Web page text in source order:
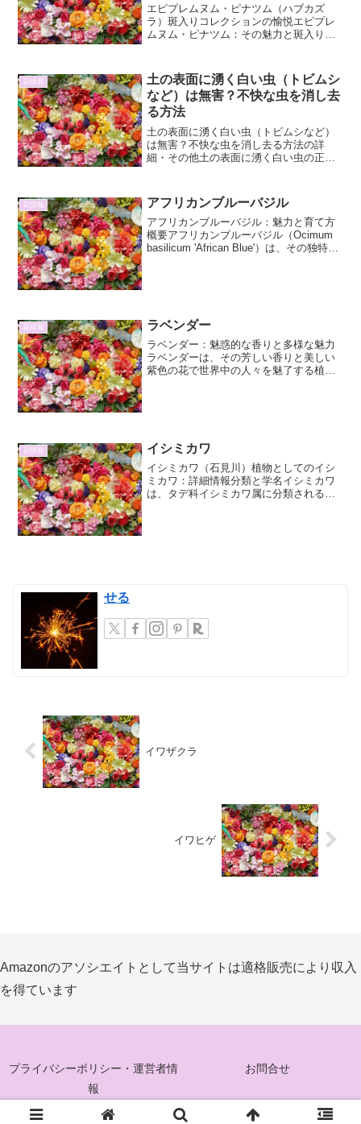
エピプレムヌム・ピナツム（ハブカズ
ラ）斑入りコレクションの愉悦エピプレ
ムヌム・ピナツム：その魅力と斑入りの
その独特な葉の形状と成長と共に変化す
る姿で、多くの植物愛好家を...
花情報
土の表面に湧く白い虫（トビムシ
など）は無害？不快な虫を消し去
る方法
土の表面に湧く白い虫（トビムシなど）
は無害？不快な虫を消し去る方法の詳
細・その他土の表面に湧く白い虫の正体
ることがあります。これらの虫は、トビ
ムシ（springtail...
花情報 アフリカンブルーバジル
アフリカンブルーバジル：魅力と育て方
概要アフリカンブルーバジル（Ocimum
basilicum 'African Blue'）は、その独特な
花情報 ラベンダー
ラベンダー：魅惑的な香りと多様な魅力
ラベンダーは、その芳しい香りと美しい
紫色の花で世界中の人々を魅了する植物
花情報 イシミカワ
イシミカワ（石見川）植物としてのイシ
ミカワ：詳細情報分類と学名イシミカワ
は、タデ科イシミカワ属に分類される一
せる
イワザクラ
イワヒゲ
Amazonのアソシエイトとして当サイトは適格販売により収入
を得ています
プライバシーポリシー・運営者情
報
お問合せ
© 2025 花ぐるみ.